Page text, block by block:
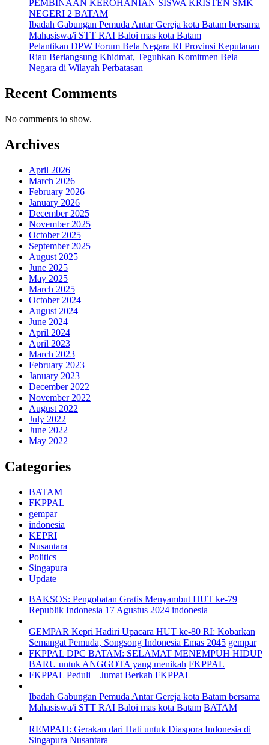
PEMBINAAN KEROHANIAN SISWA KRISTEN SMK
NEGERI 2 BATAM
Ibadah Gabungan Pemuda Antar Gereja kota Batam bersama
Mahasiswa/i STT RAI Baloi mas kota Batam
Pelantikan DPW Forum Bela Negara RI Provinsi Kepulauan
Riau Berlangsung Khidmat, Teguhkan Komitmen Bela
Negara di Wilayah Perbatasan
Recent Comments
No comments to show.
Archives
April 2026
March 2026
February 2026
January 2026
December 2025
November 2025
October 2025
September 2025
August 2025
June 2025
May 2025
March 2025
October 2024
August 2024
June 2024
April 2024
April 2023
March 2023
February 2023
January 2023
December 2022
November 2022
August 2022
July 2022
June 2022
May 2022
Categories
BATAM
FKPPAL
gempar
indonesia
KEPRI
Nusantara
Politics
Singapura
Update
BAKSOS: Pengobatan Gratis Menyambut HUT ke-79
Republik Indonesia 17 Agustus 2024 indonesia
GEMPAR Kepri Hadiri Upacara HUT ke-80 RI: Kobarkan
Semangat Pemuda, Songsong Indonesia Emas 2045 gempar
FKPPAL DPC BATAM: SELAMAT MENEMPUH HIDUP
BARU untuk ANGGOTA yang menikah FKPPAL
FKPPAL Peduli – Jumat Berkah FKPPAL
Ibadah Gabungan Pemuda Antar Gereja kota Batam bersama
Mahasiswa/i STT RAI Baloi mas kota Batam BATAM
REMPAH: Gerakan dari Hati untuk Diaspora Indonesia di
Singapura Nusantara